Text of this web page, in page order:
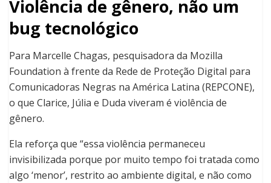
Violência de gênero, não um
bug tecnológico
Para Marcelle Chagas, pesquisadora da Mozilla
Foundation à frente da Rede de Proteção Digital para
Comunicadoras Negras na América Latina (REPCONE),
o que Clarice, Júlia e Duda viveram é violência de
gênero.
Ela reforça que “essa violência permaneceu
invisibilizada porque por muito tempo foi tratada como
algo ‘menor’, restrito ao ambiente digital, e não como